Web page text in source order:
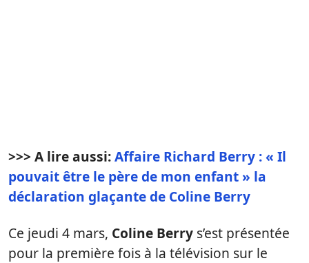
>>> A lire aussi:Affaire Richard Berry : « Il
pouvait être le père de mon enfant » la
déclaration glaçante de Coline Berry
Ce jeudi 4 mars, Coline Berry s’est présentée
pour la première fois à la télévision sur le